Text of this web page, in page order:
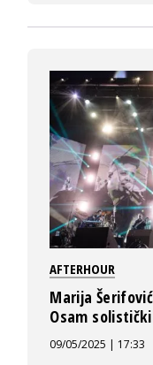
AFTERHOUR
Marija
Osam
09/05/2025 | 17:33